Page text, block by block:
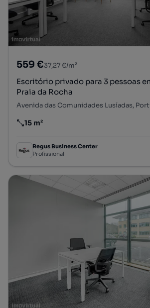
559 €37,27 €/m²
Escritório privado para 3 pessoas
Praia da Rocha
Preço por metro quadrado
15 m²
Regus Business Center
Profissional